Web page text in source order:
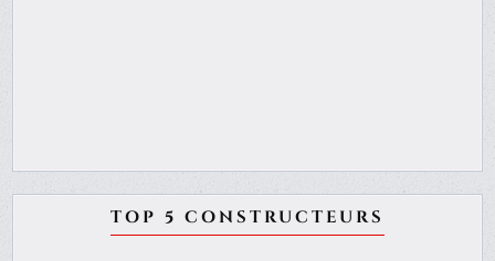
TOP 5 CONSTRUCTEURS